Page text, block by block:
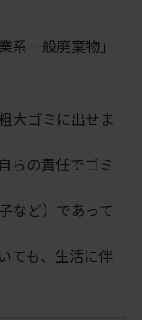
一般廃棄物」
大ゴミに出せま
らの責任でゴミ
など）であって
ても、生活に伴